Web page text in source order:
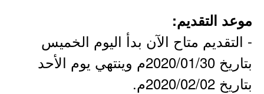
موعد التقديم:
- التقديم متاح الآن بدأ اليوم الخميس
بتاريخ 2020/01/30م وينتهي يوم الأحد
بتاريخ 2020/02/02م.